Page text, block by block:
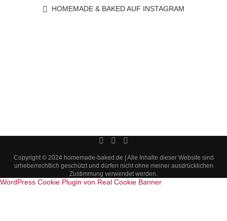
HOMEMADE & BAKED AUF INSTAGRAM
Copyright © 2024 homemade-baked.de | Alle Inhalte dieser Website sind
urheberrechtlich geschützt und dürfen nicht ohne meiner ausdrücklichen
Zustimmung verwendet werden.
WordPress Cookie Plugin von Real Cookie Banner